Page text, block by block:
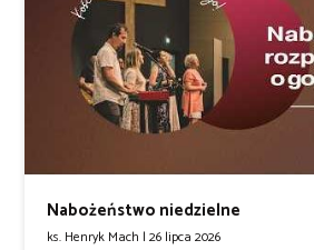
Nabożeństwo niedzielne
ks. Henryk Mach | 26 lipca 2026